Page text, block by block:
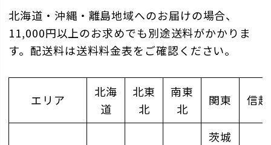
北海道・沖縄・離島地域へのお届けの場合、
11,000円以上のお求めでも別途送料がかかりま
す。配送料は送料料金表をご確認ください。
エリア
北海
道
北東
北
南東
北
関東 信越
茨城